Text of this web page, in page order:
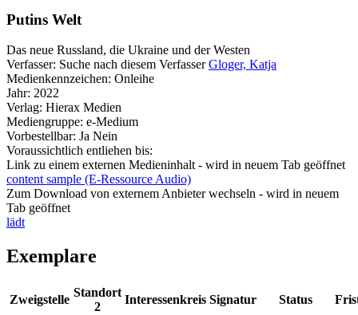
Putins Welt
Das neue Russland, die Ukraine und der Westen
Verfasser: Suche nach diesem Verfasser Gloger, Katja
Medienkennzeichen: Onleihe
Jahr: 2022
Verlag: Hierax Medien
Mediengruppe: e-Medium
Vorbestellbar: Ja Nein
Voraussichtlich entliehen bis:
Link zu einem externen Medieninhalt - wird in neuem Tab geöffnet
content sample (E-Ressource Audio)
Zum Download von externem Anbieter wechseln - wird in neuem
Tab geöffnet
lädt
Exemplare
Zweigstelle
Standort
2
Interessenkreis Signatur Status